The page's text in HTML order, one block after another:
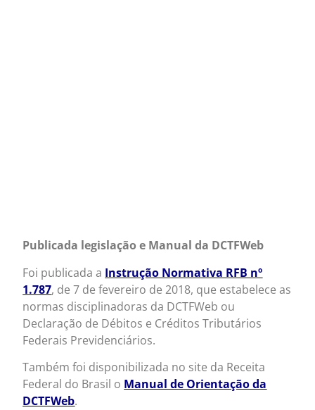
Publicada legislação e Manual da DCTFWeb
Foi publicada a Instrução Normativa RFB nº
1.787, de 7 de fevereiro de 2018, que estabelece as
normas disciplinadoras da DCTFWeb ou
Declaração de Débitos e Créditos Tributários
Federais Previdenciários.
Também foi disponibilizada no site da Receita
Federal do Brasil o Manual de Orientação da
DCTFWeb.